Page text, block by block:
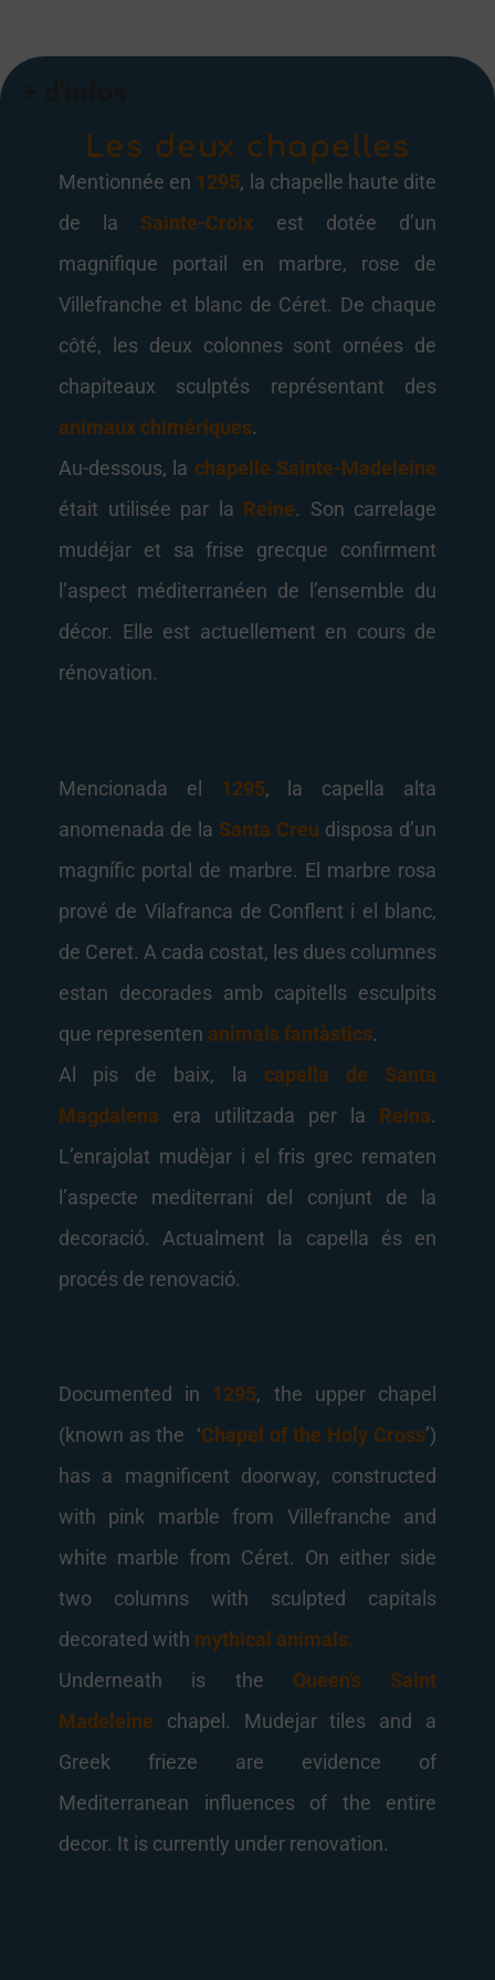
Les deux chapelles
Mentionnée en 1295, la chapelle haute dite
de la Sainte-Croix est dotée d’un
magnifique portail en marbre, rose de
Villefranche et blanc de Céret. De chaque
côté, les deux colonnes sont ornées de
chapiteaux sculptés représentant des
animaux chimériques.
Au-dessous, la chapelle Sainte-Madeleine
était utilisée par la Reine. Son carrelage
mudéjar et sa frise grecque confirment
l’aspect méditerranéen de l’ensemble du
décor. Elle est actuellement en cours de
rénovation.
Mencionada el 1295, la capella alta
anomenada de la Santa Creu disposa d’un
magnífic portal de marbre. El marbre rosa
prové de Vilafranca de Conflent i el blanc,
de Ceret. A cada costat, les dues columnes
estan decorades amb capitells esculpits
que representen animals fantàstics.
Al pis de baix, la capella de Santa
Magdalena era utilitzada per la Reina.
L’enrajolat mudèjar i el fris grec rematen
l’aspecte mediterrani del conjunt de la
decoració. Actualment la capella és en
procés de renovació.
Documented in 1295, the upper chapel
(known as the ‘Chapel of the Holy Cross’)
has a magnificent doorway, constructed
with pink marble from Villefranche and
white marble from Céret. On either side
two columns with sculpted capitals
decorated with mythical animals.
Underneath is the Queen’s Saint
Madeleine chapel. Mudejar tiles and a
Greek frieze are evidence of
Mediterranean influences of the entire
decor. It is currently under renovation.